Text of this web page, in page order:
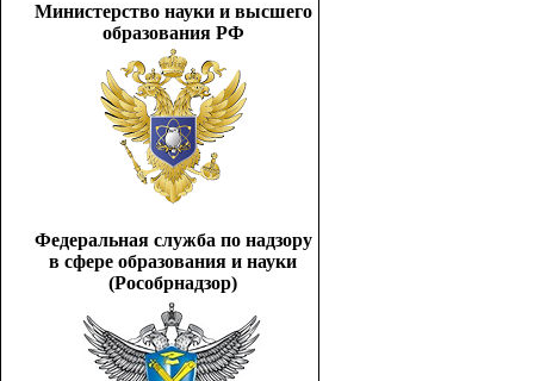
Министерство науки и высшего
образования РФ
Федеральная служба по надзору
в сфере образования и науки
(Рособрнадзор)